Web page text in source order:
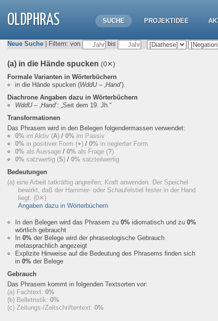
OLDPHRAS SUCHE PROJEKTIDEE
Neue Suche | Filtern: von bis
(a) in die Hände spucken (0✕)
Formale Varianten in Wörterbüchern
in die Hände spucken (WddU– ‚Hand‘).
Diachrone Angaben dazu in Wörterbüchern
WddU– ‚Hand‘: „Seit dem 19. Jh.“
Transformationen
Das Phrasem wird in den Belegen folgendermassen verwendet:
0% im Aktiv (A) / 0% im Passiv
0% in positiver Form (+) / 0% in negierter Form
0% als Aussage / 0% als Frage (?)
0% satzwertig (S) / 0% satzteilwertig
Bedeutungen
(a) eine Arbeit tatkräftig angreifen; Kraft anwenden. Der Speichel
bewirkt, daß der Hammer- oder Schaufelstiel fester in der Hand
liegt. (0✕)
Angaben dazu in Wörterbüchern
In den Belegen wird das Phrasem zu 0% idiomatisch und zu 0%
wörtlich gebraucht
In 0% der Belege wird der phraseologische Gebrauch
metasprachlich angezeigt
Explizite Hinweise auf die Bedeutung des Phrasems finden sich
in 0% der Belege
Gebrauch
Das Phrasem kommt in folgenden Textsorten vor:
(a) Fachtext: 0%
(b) Belletristik: 0%
(c) Zeitungs-/Zeitschriftentext: 0%